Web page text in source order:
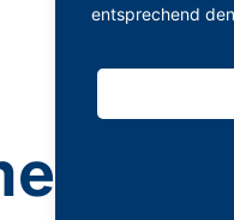
entsprechend